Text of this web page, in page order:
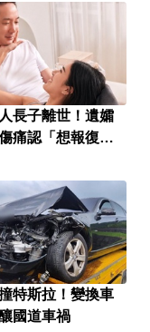
長子離世！遺孀
痛認「想報復」
特斯拉！變換車
國道車禍